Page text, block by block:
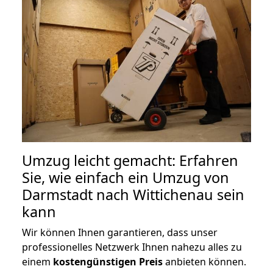
Umzug leicht gemacht: Erfahren
Sie, wie einfach ein Umzug von
Darmstadt nach Wittichenau sein
kann
Wir können Ihnen garantieren, dass unser
professionelles Netzwerk Ihnen nahezu alles zu
einem kostengünstigen Preisanbieten können.